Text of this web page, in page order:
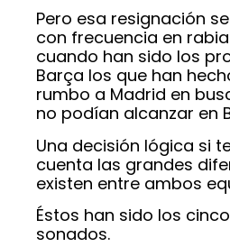
Pero esa resignación
con frecuencia en
cuando han sido los
Barça los que han
rumbo a Madrid en
no podían alcanzar en
Una decisión lógica si
cuenta las grandes
existen entre ambos
Éstos han sido los
sonados.